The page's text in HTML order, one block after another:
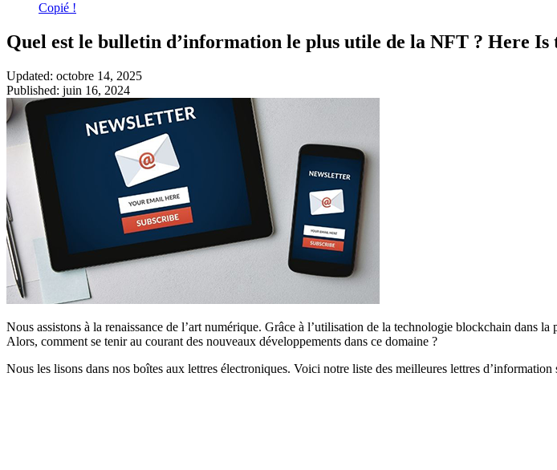
Copié !
Quel est le bulletin d’information le plus utile de la NFT ? Here
Updated: octobre 14, 2025
Published: juin 16, 2024
Nous assistons à la renaissance de l’art numérique. Grâce à l’utilisation de la technologie blockchain
Alors, comment se tenir au courant des nouveaux développements dans ce domaine ?
Nous les lisons dans nos boîtes aux lettres électroniques. Voici notre liste des meilleures lettres